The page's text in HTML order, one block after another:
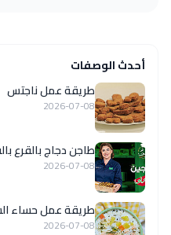
أحدث الوصفات
طريقة عمل ناجتس
2026-07-08
طاجن دجاج بالقرع
2026-07-08
طريقة عمل حساء
2026-07-08